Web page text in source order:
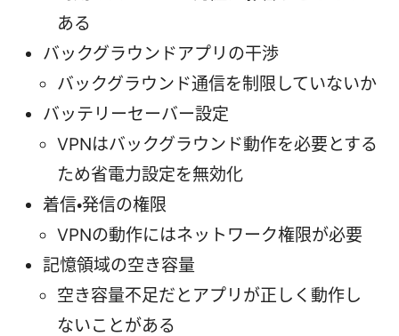
ある
バックグラウンドアプリの干渉
バックグラウンド通信を制限していないか
バッテリーセーバー設定
VPNはバックグラウンド動作を必要とする
ため省電力設定を無効化
着信・発信の権限
VPNの動作にはネットワーク権限が必要
記憶領域の空き容量
空き容量不足だとアプリが正しく動作し
ないことがある